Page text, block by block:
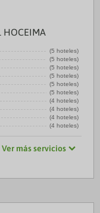
HOCEIMA
(5 hoteles)
(5 hoteles)
(5 hoteles)
(5 hoteles)
(5 hoteles)
(5 hoteles)
(4 hoteles)
(4 hoteles)
(4 hoteles)
(4 hoteles)
Ver más servicios